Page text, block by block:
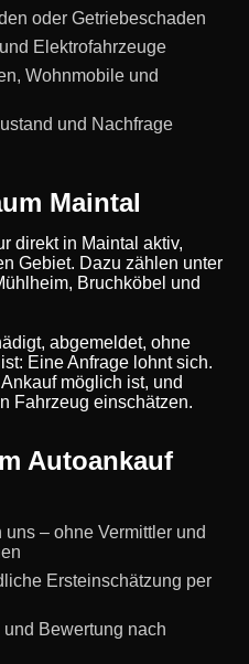
oder Getriebeschaden
Elektrofahrzeuge
Wohnmobile und
und Nachfrage
Maintal
direkt in Maintal aktiv,
Gebiet. Dazu zählen unter
Bruchköbel und
abgemeldet, ohne
Eine Anfrage lohnt sich.
möglich ist, und
Fahrzeug einschätzen.
Autoankauf
– ohne Vermittler und
Ersteinschätzung per
Bewertung nach